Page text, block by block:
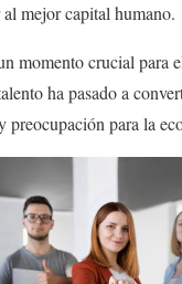
mejor capital humano.
momento crucial para
ha pasado a
preocupación para la